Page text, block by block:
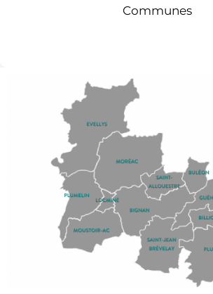
Communes